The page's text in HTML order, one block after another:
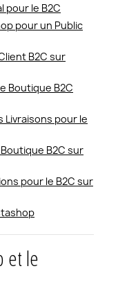
pour le B2C
pour un Public
B2C sur
Boutique B2C
Livraisons pour le
B2C sur
pour le B2C sur
et le